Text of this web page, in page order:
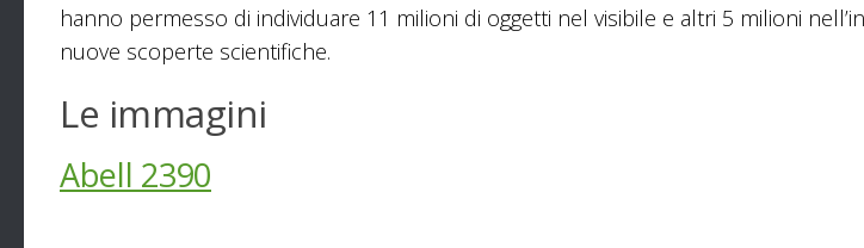
hanno permesso di individuare 11 milioni di oggetti nel visibile e altri 5 milioni
nuove scoperte scientifiche.
Le immagini
Abell 2390